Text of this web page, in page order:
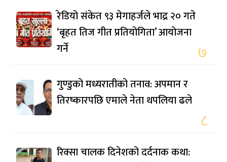
रेडियो संकेत ९३ मेगाहर्जले भाद्र २० गते
‘बृहत तिज गीत प्रतियोगिता’ आयोजना
गर्ने
७
गुण्डुको मध्यरातीको तनाव: अपमान र
तिरष्कारपछि एमाले नेता थपलिया ढले
८
रिक्सा चालक दिनेशको दर्दनाक कथा: